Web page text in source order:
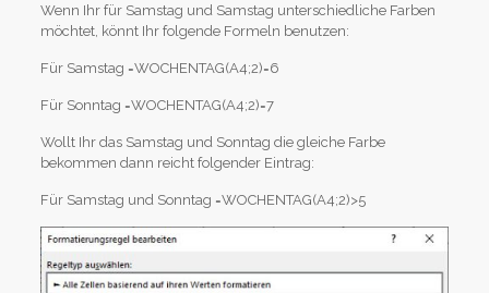
Wenn Ihr für Samstag und Samstag unterschiedliche Farben
möchtet, könnt Ihr folgende Formeln benutzen:
Für Samstag =WOCHENTAG(A4;2)=6
Für Sonntag =WOCHENTAG(A4;2)=7
Wollt Ihr das Samstag und Sonntag die gleiche Farbe
bekommen dann reicht folgender Eintrag:
Für Samstag und Sonntag =WOCHENTAG(A4;2)>5